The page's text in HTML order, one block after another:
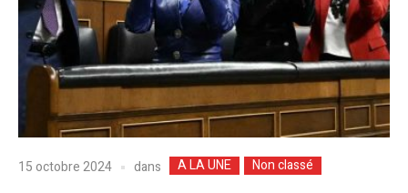
15 octobre 2024 dans A LA UNE Non classé